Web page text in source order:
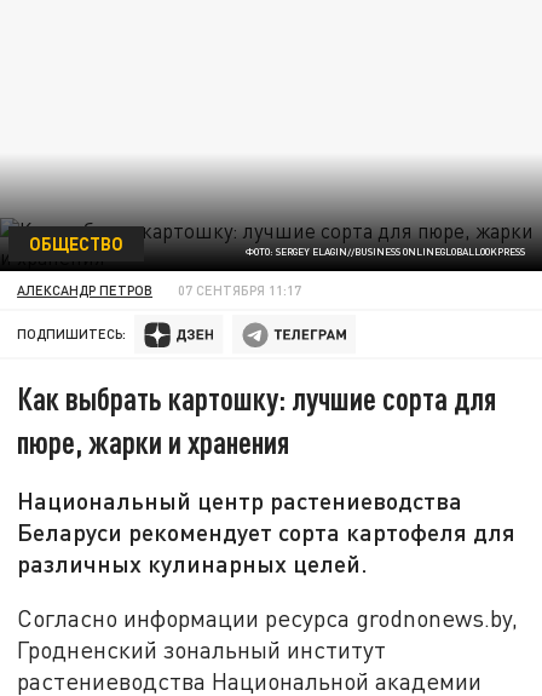
ФОТО: SERGEY ELAGIN//BUSINESS ONLINEGLOBALLOOKPRESS
ОБЩЕСТВО
АЛЕКСАНДР ПЕТРОВ 07 СЕНТЯБРЯ 11:17
ПОДПИШИТЕСЬ:
Как выбрать картошку: лучшие сорта для
пюре, жарки и хранения
Национальный центр растениеводства
Беларуси рекомендует сорта картофеля для
различных кулинарных целей.
Согласно информации ресурса grodnonews.by,
Гродненский зональный институт
растениеводства Национальной академии